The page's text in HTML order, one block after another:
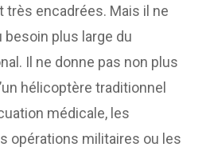
encadrées. Mais il ne
besoin plus large du
Il ne donne pas non plus
hélicoptère traditionnel
médicale, les
opérations militaires ou les